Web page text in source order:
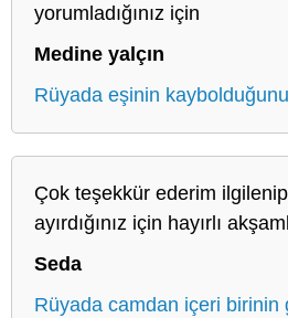
yorumladığınız için
Medine yalçın
Rüyada eşinin
Çok teşekkür ederim
ayırdığınız için hayırlı
Seda
Rüyada camdan içeri birinin